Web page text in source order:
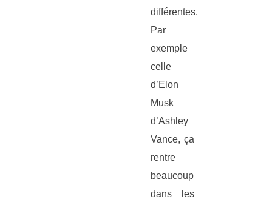
différentes.
Par
exemple
celle
d’Elon
Musk
d’Ashley
Vance, ça
rentre
beaucoup
dans les